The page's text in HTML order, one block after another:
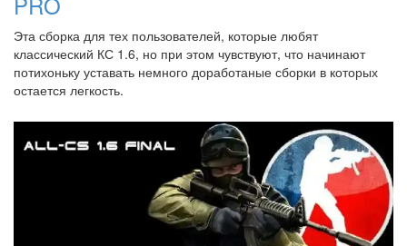
Эта сборка для тех пользователей, которые любят
классический КС 1.6, но при этом чувствуют, что начинают
потихоньку уставать немного доработаные сборки в которых
остается легкость.